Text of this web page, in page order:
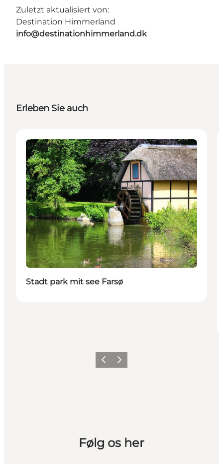
Zuletzt aktualisiert von:
Destination Himmerland
info@destinationhimmerland.dk
Erleben Sie auch
Attraktionen
Stadt park mit see Farsø
Vorherige Folie
Nächste Folie
Følg os her